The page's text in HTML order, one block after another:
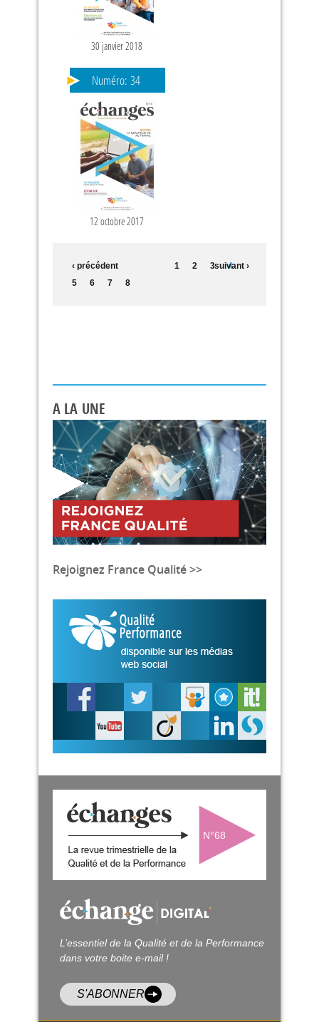
30 janvier 2018
Numéro: 34
12 octobre 2017
‹ précédent 1 2 3
4
5
6 7 8
suivant ›
A LA UNE
Rejoignez France Qualité >>
N°68
L’essentiel de la Qualité et de la Performance
dans votre boite e-mail !
S'ABONNER